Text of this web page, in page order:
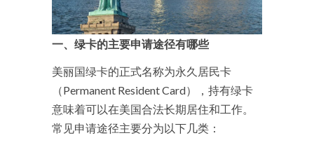
一、绿卡的主要申请途径有哪些
美丽国绿卡的正式名称为永久居民卡
（Permanent Resident Card），持有绿卡
意味着可以在美国合法长期居住和工作。
常见申请途径主要分为以下几类：